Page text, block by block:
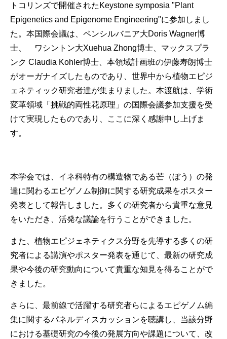
トコリンズで開催された Keystone symposia "Plant
Epigenetics and Epigenome Engineering"に参加しまし
た。 本国際会議は、ペンシルバニア大Doris Wagner博
士、 ワシントン大Xuehua Zhong博士、マックスプラ
ンク Claudia Kohler博士、本領域計画班の伊藤寿朗博士
がオーガナイズしたものであり、世界中から植物エピジ
ェネティック研究者達が集まりました。 本渡航は、学術
変革領域「挑戦的両性花原理」の国際会議参加支援を受
けて実現したものであり、ここに深く感謝申し上げま
す。
本学会では、イネ科特有の構造物である芒（ぼう）の発
達に関わるエピゲノム制御に関する研究成果をポスター
発表として報告しました。多くの研究者から貴重な意見
をいただき、活発な議論を行うことができました。
また、植物エピジェネティクス分野を先導する多くの研
究者による講演やポスター発表を通じて、最新の研究成
果や今後の研究動向について貴重な知見を得ることがで
きました。
さらに、最前線で活躍する研究者らによるエピゲノム編
集に関するパネルディスカッションを聴講し、当該分野
における基礎研究の今後の発展方向や課題について、改